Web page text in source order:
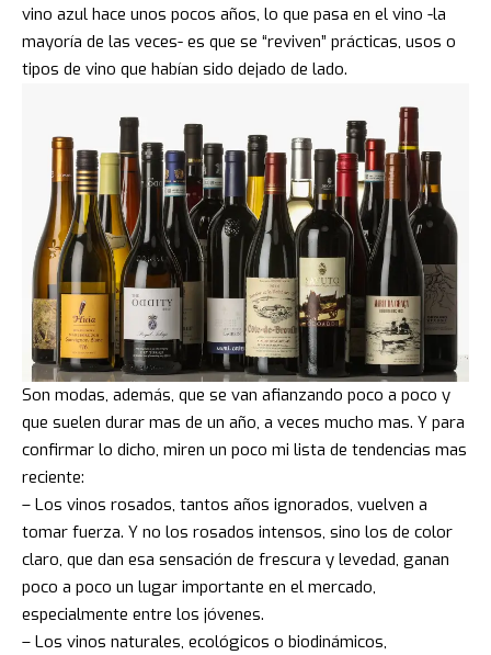
vino azul hace unos pocos años, lo que pasa en el vino -la
mayoría de las veces- es que se “reviven” prácticas, usos o
tipos de vino que habían sido dejado de lado.
Son modas, además, que se van afianzando poco a poco y
que suelen durar mas de un año, a veces mucho mas. Y para
confirmar lo dicho, miren un poco mi lista de tendencias mas
reciente:
– Los vinos rosados, tantos años ignorados, vuelven a
tomar fuerza. Y no los rosados intensos, sino los de color
claro, que dan esa sensación de frescura y levedad, ganan
poco a poco un lugar importante en el mercado,
especialmente entre los jóvenes.
– Los vinos naturales, ecológicos o biodinámicos,